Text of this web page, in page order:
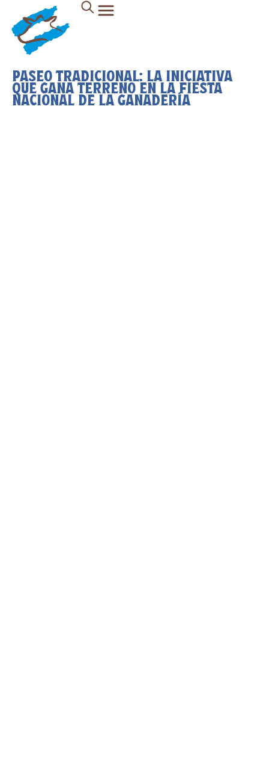
PASEO TRADICIONAL: LA INICIATIVA
QUE GANA TERRENO EN LA FIESTA
NACIONAL DE LA GANADERÍA